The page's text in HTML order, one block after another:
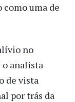
como uma de
no
o analista
de vista
por trás da